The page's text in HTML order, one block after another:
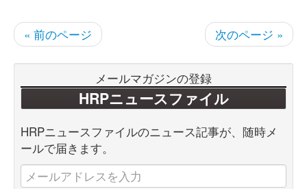
« 前のページ 次のページ »
メールマガジンの登録
HRPニュースファイル
HRPニュースファイルのニュース記事が、随時メ
ールで届きます。